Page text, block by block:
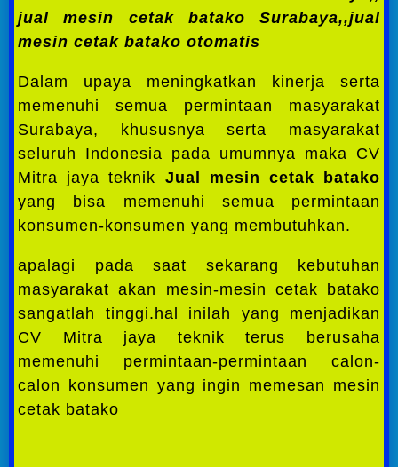
jual mesin cetak batako Surabaya,,jual
mesin cetak batako otomatis
Dalam upaya meningkatkan kinerja serta
memenuhi semua permintaan masyarakat
Surabaya, khususnya serta masyarakat
seluruh Indonesia pada umumnya maka CV
Mitra jaya teknik Jual mesin cetak batako
yang bisa memenuhi semua permintaan
konsumen-konsumen yang membutuhkan.
apalagi pada saat sekarang kebutuhan
masyarakat akan mesin-mesin cetak batako
sangatlah tinggi.hal inilah yang menjadikan
CV Mitra jaya teknik terus berusaha
memenuhi permintaan-permintaan calon-
calon konsumen yang ingin memesan mesin
cetak batako